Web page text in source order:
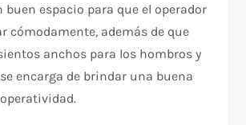
buen espacio para que el operador
cómodamente, además de que
anchos para los hombros y
encarga de brindar una buena